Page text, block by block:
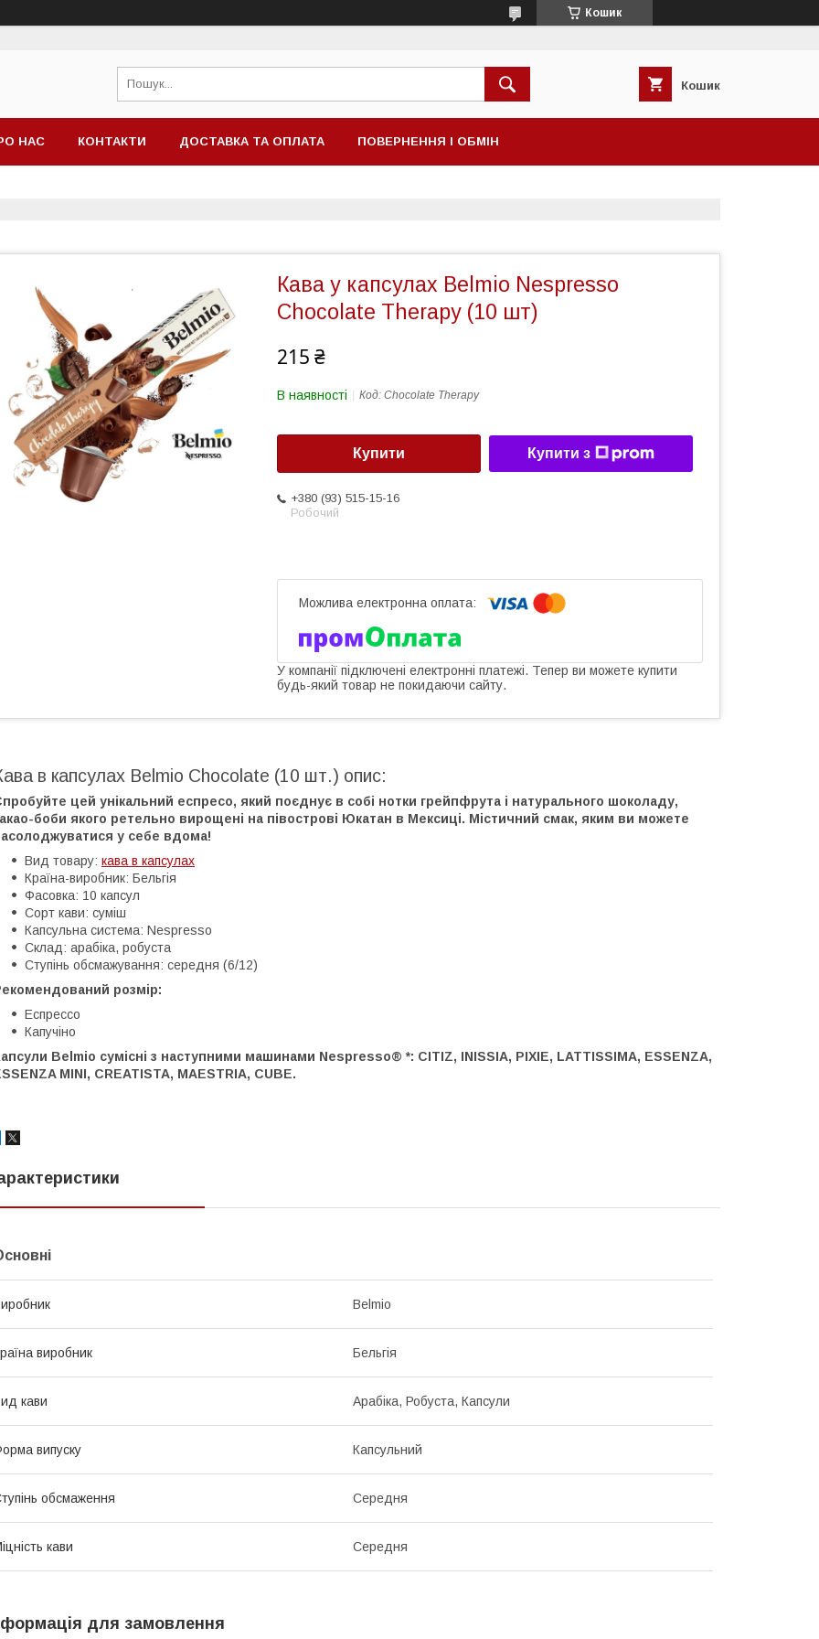
Кошик
Кошик
НАС КОНТАКТИ ДОСТАВКА ТА ОПЛАТА ПОВЕРНЕННЯ І ОБМІН
Кава у капсулах Belmio Nespresso
Chocolate Therapy (10 шт)
215 ₴
В наявності Код: Chocolate Therapy
Купити Купити з
+380 (93) 515-15-16
Робочий
У компанії підключені електронні платежі. Тепер ви можете купити
будь-який товар не покидаючи сайту.
в капсулах Belmio Chocolate (10 шт.) опис:
цей унікальний еспресо, який поєднує в собі нотки грейпфрута і натурального шоколаду,
боби якого ретельно вирощені на півострові Юкатан в Мексиці. Містичний смак, яким ви можете
у себе вдома!
Вид товару: кава в капсулах
Країна-виробник: Бельгія
Фасовка: 10 капсул
Сорт кави: суміш
Капсульна система: Nespresso
Склад: арабіка, робуста
Ступінь обсмажування: середня (6/12)
розмір:
Еспрессо
Капучіно
Belmio сумісні з наступними машинами Nespresso® *: CITIZ, INISSIA, PIXIE, LATTISSIMA, ESSENZA,
MINI, CREATISTA, MAESTRIA, CUBE.
Belmio
виробник Бельгія
кави Арабіка, Робуста, Капсули
випуску Капсульний
обсмаження Середня
кави Середня
для замовлення